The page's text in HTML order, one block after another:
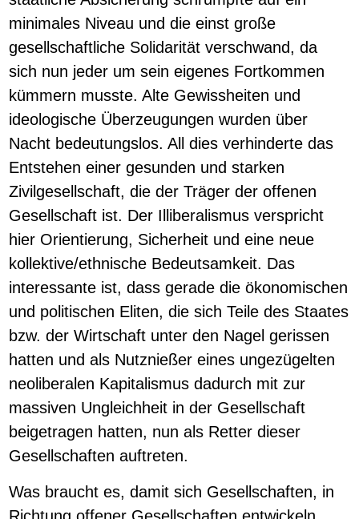
minimales Niveau und die einst große
gesellschaftliche Solidarität verschwand, da
sich nun jeder um sein eigenes Fortkommen
kümmern musste. Alte Gewissheiten und
ideologische Überzeugungen wurden über
Nacht bedeutungslos. All dies verhinderte das
Entstehen einer gesunden und starken
Zivilgesellschaft, die der Träger der offenen
Gesellschaft ist. Der Illiberalismus verspricht
hier Orientierung, Sicherheit und eine neue
kollektive/ethnische Bedeutsamkeit. Das
interessante ist, dass gerade die ökonomischen
und politischen Eliten, die sich Teile des Staates
bzw. der Wirtschaft unter den Nagel gerissen
hatten und als Nutznießer eines ungezügelten
neoliberalen Kapitalismus dadurch mit zur
massiven Ungleichheit in der Gesellschaft
beigetragen hatten, nun als Retter dieser
Gesellschaften auftreten.
Was braucht es, damit sich Gesellschaften, in